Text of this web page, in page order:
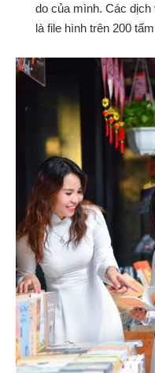
do của mình. Các
là file hình trên 200